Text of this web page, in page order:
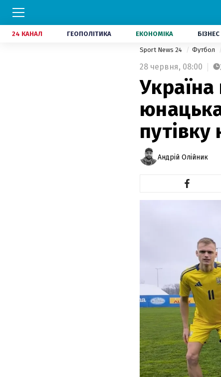
24 КАНАЛ ГЕОПОЛІТИКА ЕКОНОМІКА БІЗНЕС
Sport News 24 Футбол
28 червня, 08:00
Андрій Олійник